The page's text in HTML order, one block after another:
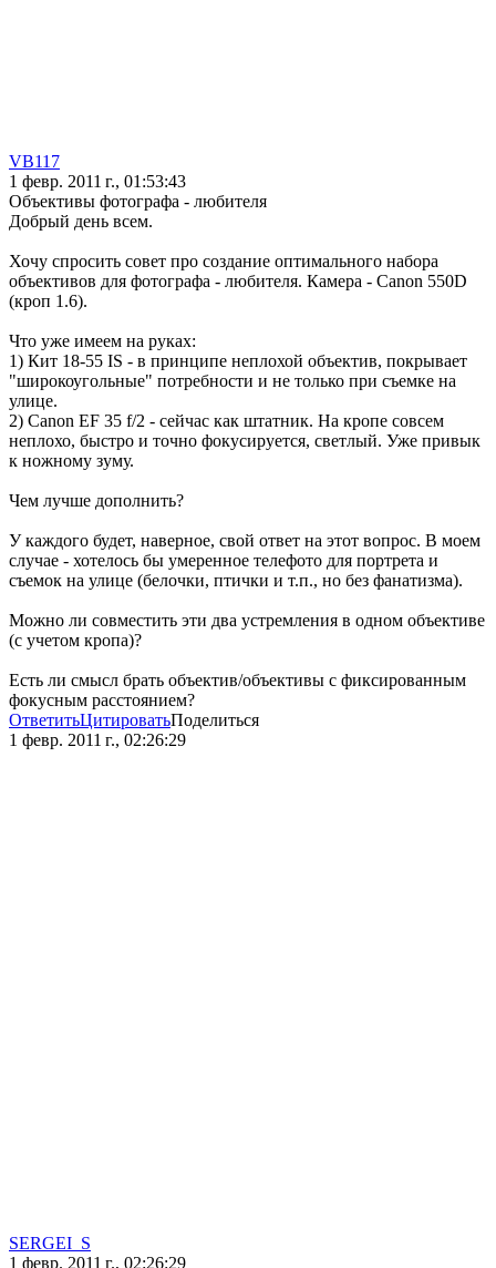
VB117
1 февр. 2011 г., 01:53:43
Объективы фотографа - любителя
Добрый день всем.
Хочу спросить совет про создание оптимального набора
объективов для фотографа - любителя. Камера - Canon 550D
(кроп 1.6).
Что уже имеем на руках:
1) Кит 18-55 IS - в принципе неплохой объектив, покрывает
"широкоугольные" потребности и не только при съемке на
улице.
2) Canon EF 35 f/2 - сейчас как штатник. На кропе совсем
неплохо, быстро и точно фокусируется, светлый. Уже привык
к ножному зуму.
Чем лучше дополнить?
У каждого будет, наверное, свой ответ на этот вопрос. В моем
случае - хотелось бы умеренное телефото для портрета и
съемок на улице (белочки, птички и т.п., но без фанатизма).
Можно ли совместить эти два устремления в одном объективе
(с учетом кропа)?
Есть ли смысл брать объектив/объективы с фиксированным
фокусным расстоянием?
ОтветитьЦитироватьПоделиться
1 февр. 2011 г., 02:26:29
SERGEI_S
1 февр. 2011 г., 02:26:29